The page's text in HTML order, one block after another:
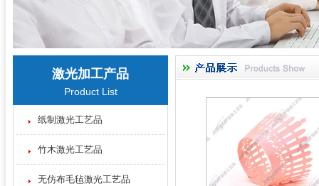
激光加工产品
Product List
纸制激光工艺品
竹木激光工艺品
无仿布毛毡激光工艺品